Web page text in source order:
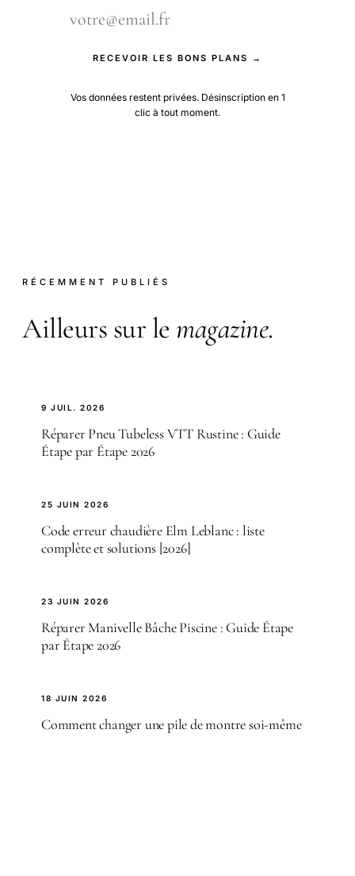
RECEVOIR LES BONS PLANS →
Vos données restent privées. Désinscription en 1
clic à tout moment.
RÉCEMMENT PUBLIÉS
Ailleurs sur le magazine.
9 JUIL. 2026
Réparer Pneu Tubeless VTT Rustine : Guide
Étape par Étape 2026
25 JUIN 2026
Code erreur chaudière Elm Leblanc : liste
complète et solutions [2026]
23 JUIN 2026
Réparer Manivelle Bâche Piscine : Guide Étape
par Étape 2026
18 JUIN 2026
Comment changer une pile de montre soi-même